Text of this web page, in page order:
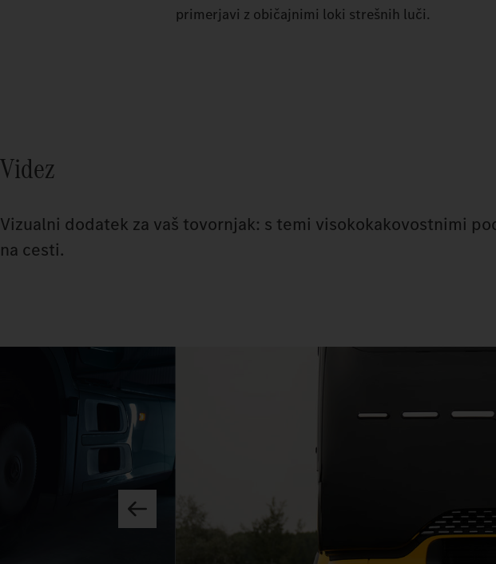
primerjavi z običajnimi loki strešnih luči.
Videz
Vizualni dodatek za vaš tovornjak: s temi visokokakovostnimi
na cesti.